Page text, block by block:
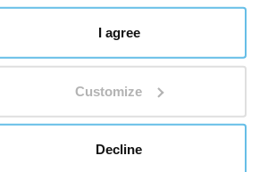
I agree
Customize
Decline
av personopplysninger